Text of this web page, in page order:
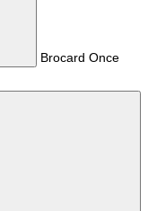
Brocard Once